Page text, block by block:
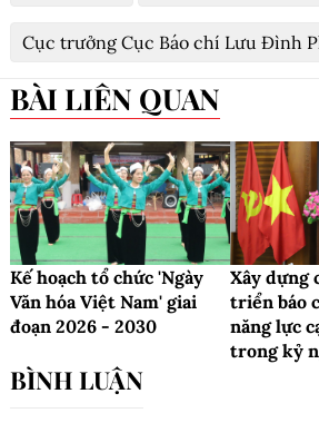
Cục trưởng Cục Báo chí Lưu Đình
BÀI LIÊN QUAN
Kế hoạch tổ chức 'Ngày
Văn hóa Việt Nam' giai
đoạn 2026 - 2030
Xây dựng
triển báo
năng lực
trong kỷ